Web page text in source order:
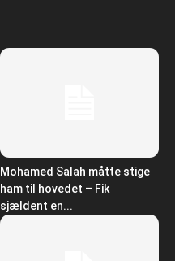
Mohamed Salah måtte stige
ham til hovedet – Fik
sjældent en...